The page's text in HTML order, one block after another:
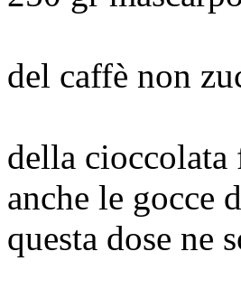
del caffè non
della cioccolata
anche le gocce
questa dose ne